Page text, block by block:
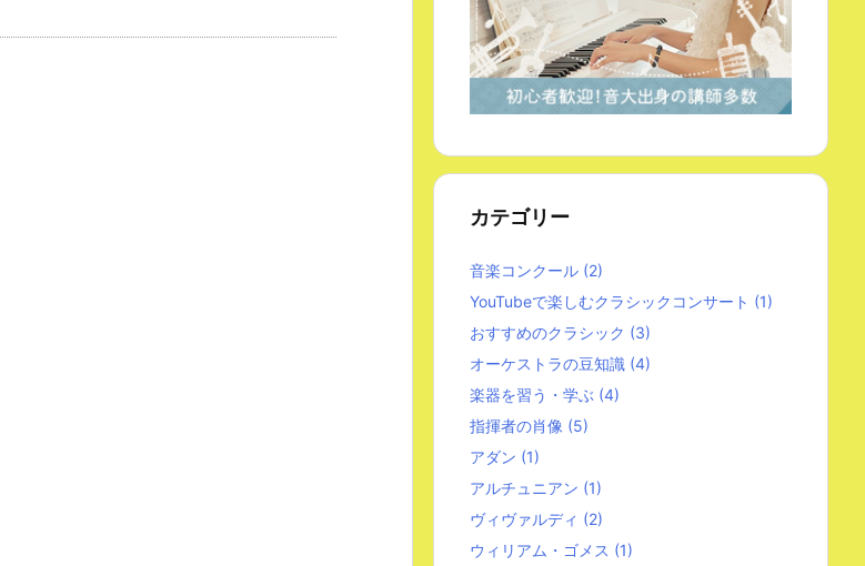
カテゴリー
音楽コンクール (2)
YouTubeで楽しむクラシックコンサート (1)
おすすめのクラシック (3)
オーケストラの豆知識 (4)
楽器を習う・学ぶ (4)
指揮者の肖像 (5)
アダン (1)
アルチュニアン (1)
ヴィヴァルディ (2)
ウィリアム・ゴメス (1)